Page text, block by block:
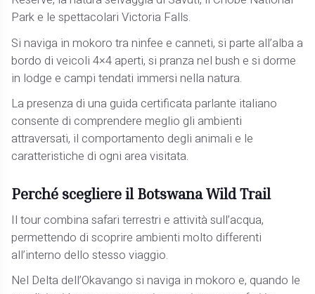
Park e le spettacolari Victoria Falls.
Si naviga in mokoro tra ninfee e canneti, si parte all’alba a
bordo di veicoli 4×4 aperti, si pranza nel bush e si dorme
in lodge e campi tendati immersi nella natura.
La presenza di una guida certificata parlante italiano
consente di comprendere meglio gli ambienti
attraversati, il comportamento degli animali e le
caratteristiche di ogni area visitata.
Perché scegliere il Botswana Wild Trail
Il tour combina safari terrestri e attività sull’acqua,
permettendo di scoprire ambienti molto differenti
all’interno dello stesso viaggio.
Nel Delta dell’Okavango si naviga in mokoro e, quando le